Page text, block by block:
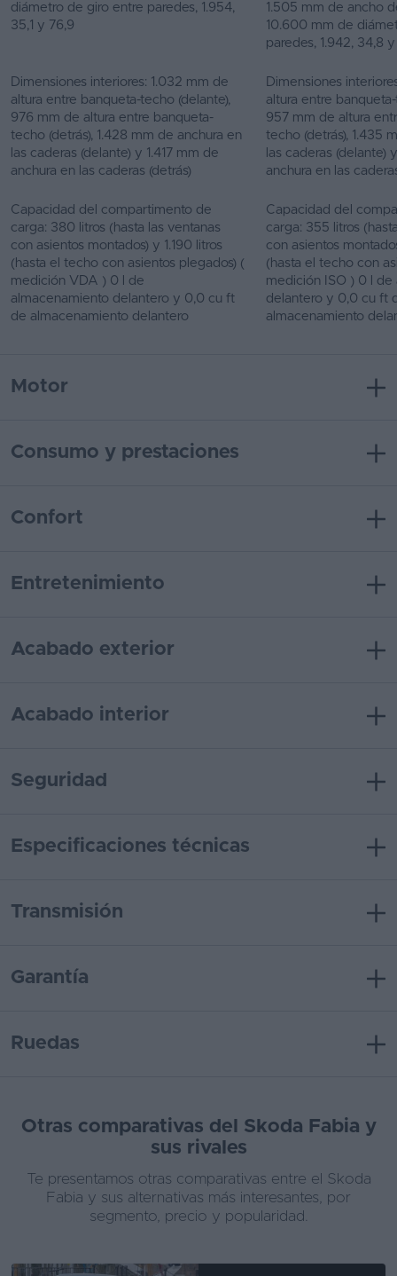
diámetro de giro entre paredes, 1.954,
35,1 y 76,9
1.505 mm de ancho
10.600 mm de
paredes, 1.942, 34,8
Dimensiones interiores: 1.032 mm de
altura entre banqueta-techo (delante),
976 mm de altura entre banqueta-
techo (detrás), 1.428 mm de anchura en
las caderas (delante) y 1.417 mm de
anchura en las caderas (detrás)
Dimensiones
altura entre
957 mm de altura
techo (detrás), 1.435
las caderas (delante)
anchura en las
Capacidad del compartimento de
carga: 380 litros (hasta las ventanas
con asientos montados) y 1.190 litros
(hasta el techo con asientos plegados) (
medición VDA ) 0 l de
almacenamiento delantero y 0,0 cu ft
de almacenamiento delantero
Capacidad del
carga: 355 litros
con asientos
(hasta el techo con
medición ISO ) 0 l de
delantero y 0,0 cu ft
almacenamiento
Motor
Consumo y prestaciones
Confort
Entretenimiento
Acabado exterior
Acabado interior
Seguridad
Especificaciones técnicas
Transmisión
Garantía
Ruedas
Otras comparativas del Skoda Fabia y
sus rivales
Te presentamos otras comparativas entre el Skoda
Fabia y sus alternativas más interesantes, por
segmento, precio y popularidad.